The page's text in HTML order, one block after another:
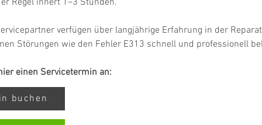
Regel innert 1–3 Stunden.
verfügen über langjährige Erfahrung in der
Störungen wie den Fehler E313 schnell und professionell
einen Servicetermin an:
buchen